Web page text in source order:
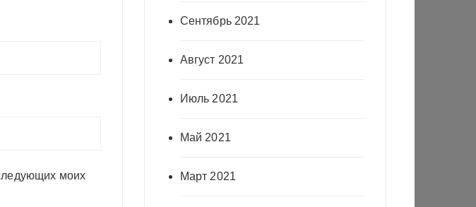
моих
Сентябрь 2021
Август 2021
Июль 2021
Май 2021
Март 2021